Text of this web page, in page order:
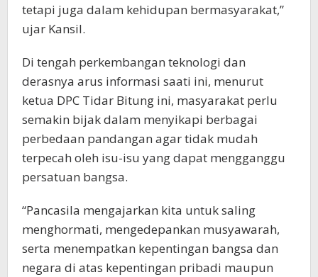
tetapi juga dalam kehidupan bermasyarakat,”
ujar Kansil.
Di tengah perkembangan teknologi dan
derasnya arus informasi saati ini, menurut
ketua DPC Tidar Bitung ini, masyarakat perlu
semakin bijak dalam menyikapi berbagai
perbedaan pandangan agar tidak mudah
terpecah oleh isu-isu yang dapat mengganggu
persatuan bangsa.
“Pancasila mengajarkan kita untuk saling
menghormati, mengedepankan musyawarah,
serta menempatkan kepentingan bangsa dan
negara di atas kepentingan pribadi maupun